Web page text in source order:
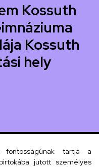
Kossuth
Kossuth
hely
tartja a
jutott személyes